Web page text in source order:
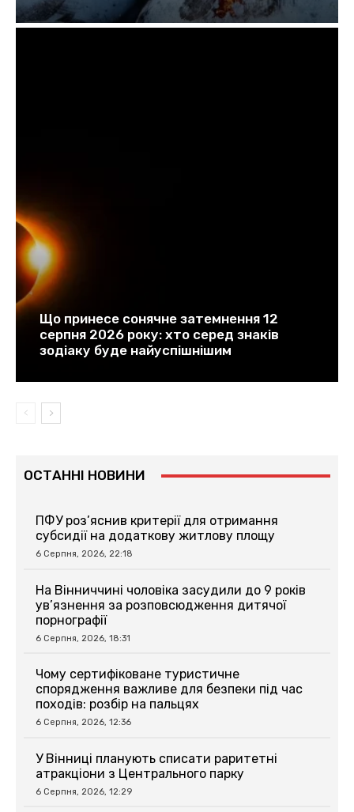
Що принесе сонячне затемнення 12
серпня 2026 року: хто серед знаків
зодіаку буде найуспішнішим
ОСТАННІ НОВИНИ
ПФУ роз’яснив критерії для отримання
субсидії на додаткову житлову площу
6 Серпня, 2026, 22:18
На Вінниччині чоловіка засудили до 9 років
ув’язнення за розповсюдження дитячої
порнографії
6 Серпня, 2026, 18:31
Чому сертифіковане туристичне
спорядження важливе для безпеки під час
походів: розбір на пальцях
6 Серпня, 2026, 12:36
У Вінниці планують списати раритетні
атракціони з Центрального парку
6 Серпня, 2026, 12:29